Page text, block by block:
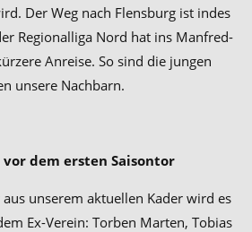
Der Weg nach Flensburg ist indes
Regionalliga Nord hat ins Manfred-
Anreise. So sind die jungen
unsere Nachbarn.
dem ersten Saisontor
unserem aktuellen Kader wird es
Ex-Verein: Torben Marten, Tobias